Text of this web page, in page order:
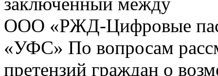
ООО «РЖД-Цифровые
«УФС» По вопросам
претензий граждан о